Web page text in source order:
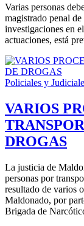
Varias personas
magistrado penal
investigaciones en
actuaciones, está
Policiales y
VARIOS
DROGAS
La justicia de
personas por
resultado de varios
Maldonado, por
Brigada de